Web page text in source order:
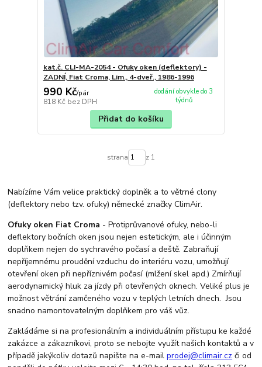
kat.č. CLI-MA-2054 - Ofuky oken (deflektory) -
ZADNÍ, Fiat Croma, Lim., 4-dveř., 1986-1996
990 Kč/pár
818 Kč bez DPH
dodání obvykle do 3
týdnů
Přidat do košíku
strana z 1
Nabízíme Vám velice praktický doplněk a to větrné clony
(deflektory nebo tzv. ofuky) německé značky ClimAir.
Ofuky oken Fiat Croma - Protiprůvanové ofuky, nebo-li
deflektory bočních oken jsou nejen estetickým, ale i účinným
doplňkem nejen do sychravého počasí a deště. Zabraňují
nepříjemnému proudění vzduchu do interiéru vozu, umožňují
otevření oken při nepříznivém počasí (mlžení skel apd.) Zmírňují
aerodynamický hluk za jízdy při otevřených oknech. Veliké plus je
možnost větrání zamčeného vozu v teplých letních dnech. Jsou
snadno namontovatelným doplňkem pro váš vůz.
Zakládáme si na profesionálním a individuálním přístupu ke každé
zakázce a zákazníkovi, proto se nebojte využít našich kontaktů a v
případě jakýkoliv dotazů napište na e-mailprodej@climair.cz či od